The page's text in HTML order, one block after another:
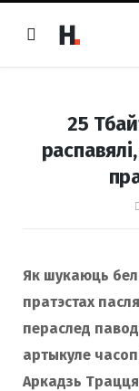
25
Як шукаюць
пратэстах
пераслед
артыкуле
Аркадзь